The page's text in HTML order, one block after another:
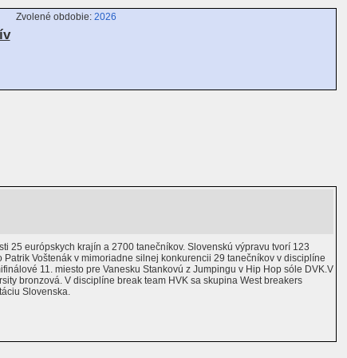
Zvolené obdobie: 2026
25 európskych krajín a 2700 tanečníkov. Slovenskú výpravu tvorí 123
Voštenák v mimoriadne silnej konkurencii 29 tanečníkov v disciplíne
11. miesto pre Vanesku Stankovú z Jumpingu v Hip Hop sóle DVK.V
bronzová. V disciplíne break team HVK sa skupina West breakers
Slovenska.